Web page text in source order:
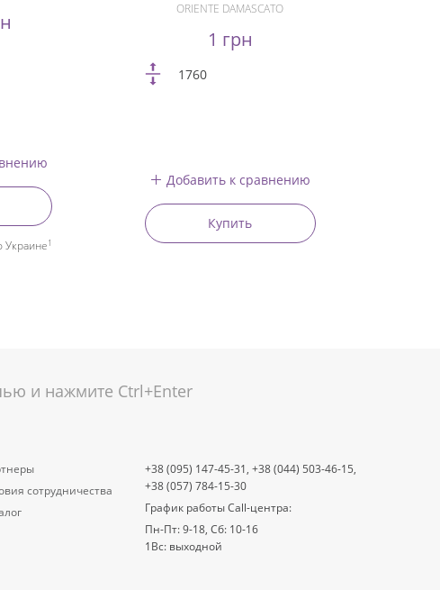
Украине1
ORIENTE DAMASCATO
1 грн
1760
Добавить к сравнению
Купить
и нажмите Ctrl+Enter
сотрудничества
+38 (095) 147-45-31, +38 (044) 503-46-15,
+38 (057) 784-15-30
График работы Call-центра:
Пн-Пт: 9-18, Сб: 10-16
1Вс: выходной